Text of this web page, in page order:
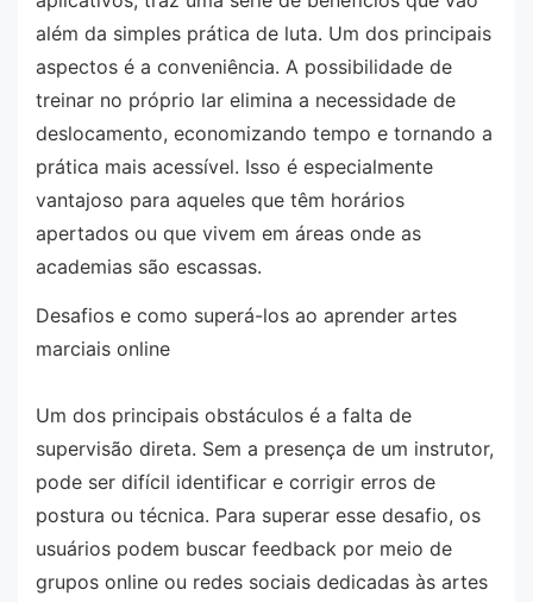
além da simples prática de luta. Um dos principais
aspectos é a conveniência. A possibilidade de
treinar no próprio lar elimina a necessidade de
deslocamento, economizando tempo e tornando a
prática mais acessível. Isso é especialmente
vantajoso para aqueles que têm horários
apertados ou que vivem em áreas onde as
academias são escassas.
Desafios e como superá-los ao aprender artes
marciais online
Um dos principais obstáculos é a falta de
supervisão direta. Sem a presença de um instrutor,
pode ser difícil identificar e corrigir erros de
postura ou técnica. Para superar esse desafio, os
usuários podem buscar feedback por meio de
grupos online ou redes sociais dedicadas às artes